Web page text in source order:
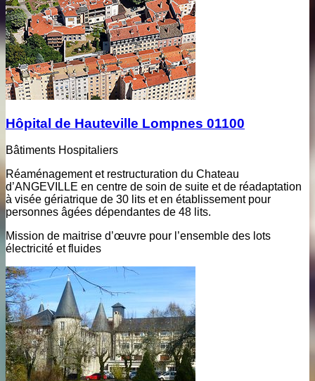
Hôpital de Hauteville Lompnes 01100
Bâtiments Hospitaliers
Réaménagement et restructuration du Chateau
d’ANGEVILLE en centre de soin de suite et de réadaptation
à visée gériatrique de 30 lits et en établissement pour
personnes âgées dépendantes de 48 lits.
Mission de maitrise d’œuvre pour l’ensemble des lots
électricité et fluides